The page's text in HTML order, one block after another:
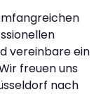
vereinbare ein
freuen uns
nach